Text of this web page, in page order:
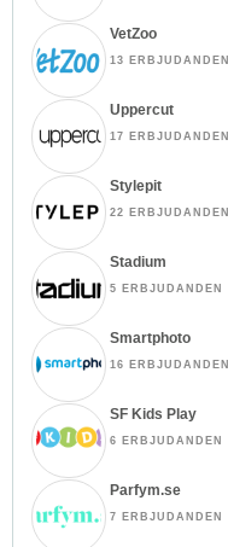
VetZoo
13 ERBJUDANDEN
Uppercut
17 ERBJUDANDEN
Stylepit
22 ERBJUDANDEN
Stadium
5 ERBJUDANDEN
Smartphoto
16 ERBJUDANDEN
SF Kids Play
6 ERBJUDANDEN
Parfym.se
7 ERBJUDANDEN